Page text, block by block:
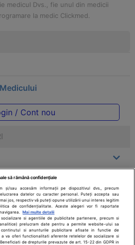
medicul Dvs., fie unul din medicii
la medic Clickmed.
/ Cont nou
să rămână confidențiale
și/sau accesăm informații pe dispozitivul dvs., precum
datelor cu caracter personal. Puteți accepta sau
jos, respectiv vă puteți opune utilizării unui interes legitim
de confidențialitate. Aceste alegeri vor fi raportate
Mai multe detalii
si agentiile de publicitate partenere, precum si
prelucram date pentru a permite website-ului sa
si anunturile publicitare afisate in functie de
va oferi functionalitati aferente retelelor de socializare si
de drepturile prevazute de art. 15-22 din GDPR in